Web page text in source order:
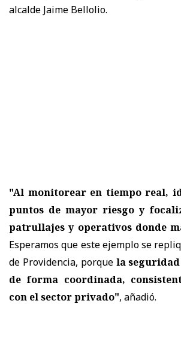
alcalde Jaime Bellolio.
"Al monitorear en tiempo real,
puntos de mayor riesgo y
patrullajes y operativos donde
Esperamos que este ejemplo se
de Providencia, porque la seguridad
de forma coordinada,
con el sector privado", añadió.